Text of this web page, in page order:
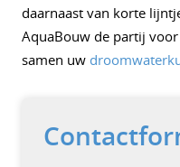
daarnaast van korte
AquaBouw de partij
samen uw